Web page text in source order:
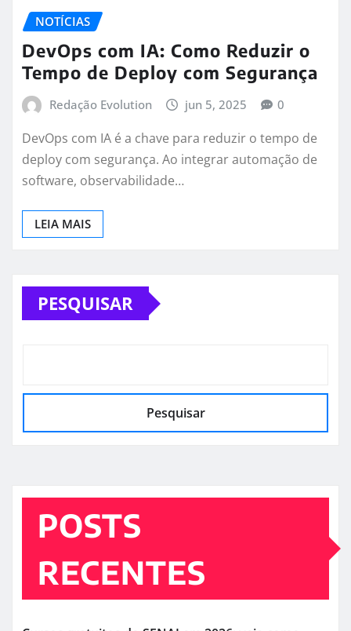
NOTÍCIAS
DevOps com IA: Como Reduzir o
Tempo de Deploy com Segurança
Redação Evolution jun 5, 2025 0
DevOps com IA é a chave para reduzir o tempo de
deploy com segurança. Ao integrar automação de
software, observabilidade…
LEIA MAIS
PESQUISAR
Pesquisar
POSTS
RECENTES